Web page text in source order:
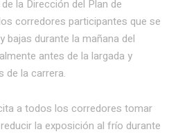
la Dirección del Plan de
corredores participantes que se
bajas durante la mañana del
antes de la largada y
de la carrera.
a todos los corredores tomar
la exposición al frío durante